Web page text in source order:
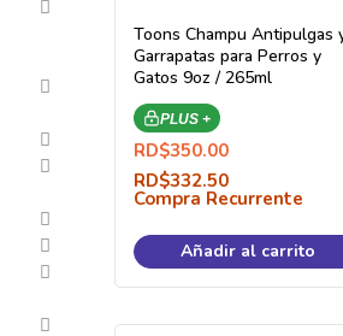
Toons Champu Antipulgas
Garrapatas para Perros y
Gatos 9oz / 265ml
PLUS +
RD$350.00
RD$332.50
Compra Recurrente
Añadir al carrito